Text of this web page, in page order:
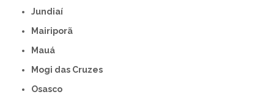
Jundiaí
Mairiporã
Mauá
Mogi das Cruzes
Osasco